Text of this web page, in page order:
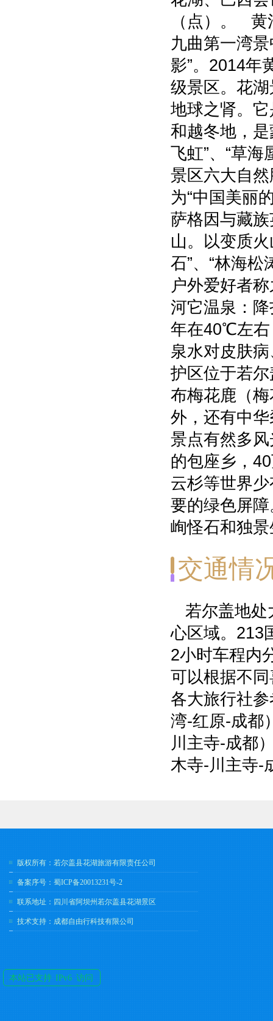
（点）。 黄
九曲第一湾景
影”。2014年
级景区。花
地球之肾。
和越冬地，是
飞虹”、“草海
景区六大自
为“中国美丽
萨格因与藏
山。以变质
石”、“林海松
户外爱好者
河它温泉：
年在40℃左右
泉水对皮肤
护区位于若
布梅花鹿（
外，还有中
景点有然多
的包座乡，
云杉等世界
要的绿色屏
峋怪石和独
交通情
若尔盖地处
心区域。213
2小时车程内
可以根据不
各大旅行社
湾-红原-成都
川主寺-成都
木寺-川主寺-
版权所有：若尔盖县花湖旅游有限责任公司
备案序号： 蜀ICP备20013231号-2
联系地址：四川省阿坝州若尔盖县花湖景区
技术支持： 成都自由行科技有限公司